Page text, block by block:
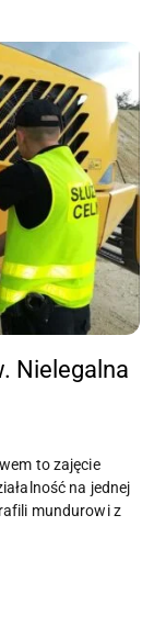
Nielegalna
to zajęcie
na jednej
mundurowi z